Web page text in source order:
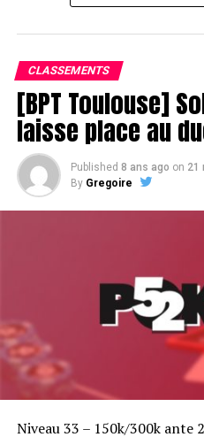
Le champagne va réchauffer si les
CLASSEMENTS
[BPT Toulouse]
laisse place au
Published 8 ans ago on 21
By Gregoire
Niveau 33 – 150k/300k ante